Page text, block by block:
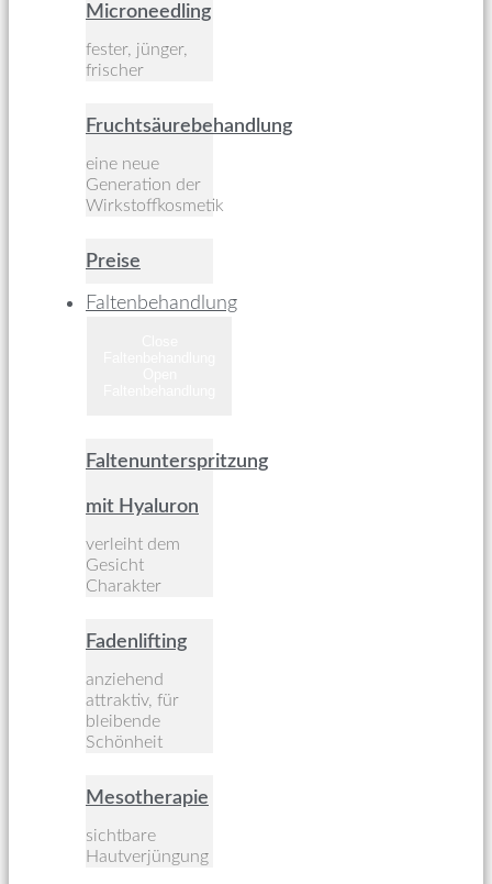
Microneedling
fester, jünger,
frischer
Fruchtsäurebehandlung
eine neue
Generation der
Wirkstoffkosmetik
Preise
Faltenbehandlung
Faltenunterspritzung
mit Hyaluron
verleiht dem
Gesicht
Charakter
Fadenlifting
anziehend
attraktiv, für
bleibende
Schönheit
Mesotherapie
sichtbare
Hautverjüngung